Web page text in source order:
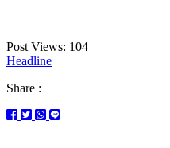
Post Views: 104
Headline
Share :